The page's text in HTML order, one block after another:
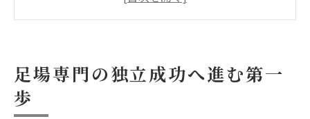
専門分野で年収アップを実現する秘訣
足場専門の独立成功へ進む第一
歩